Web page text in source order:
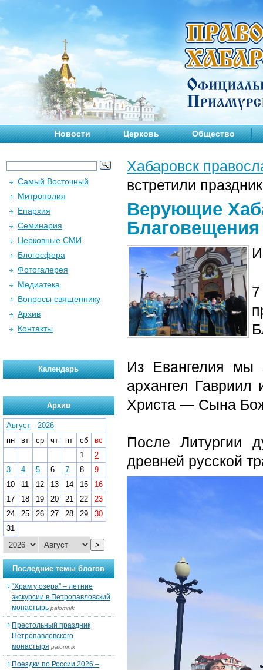
Новости Церковь Общество
Хабаровск
встретили
Верующие
Благовещения
Из Евангелия мы
архангел
Христа — Сына
После Литургии
древней русской
Самый Восточный
Митрополия
Епархия
Семинария
Церковные СМИ
Блогосфера
Фотогалерея
Медиатека
Вопросы священнику
Архив
Контакты
Календарь
Архив
Август - 2026
пн
вт ср чт пт сб
вс
1
2
3
4 5 6 7 8
9
10
11 12 13 14 15
16
17
18 19 20 21 22
23
24
25 26 27 28 29
30
31
>
Последние темы блогов
“Храм у озера” – летние
экскурсии в Петропавловский
монастырь palomnik
Престольный праздник
Петропавловского
монастыря palomnik
Поездки по России 2026 –